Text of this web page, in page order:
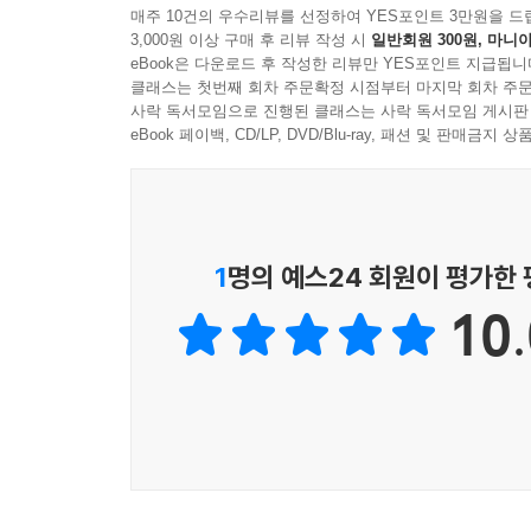
매주 10건의 우수리뷰를 선정하여 YES포인트 3만원을 드
3,000원 이상 구매 후 리뷰 작성 시 일반회원 300원, 마니
eBook은 다운로드 후 작성한 리뷰만 YES포인트 지급됩니
클래스는 첫번째 회차 주문확정 시점부터 마지막 회차 주
사락 독서모임으로 진행된 클래스는 사락 독서모임 게시
eBook 페이백, CD/LP, DVD/Blu-ray, 패션 및 판매금지 상
1명의 예스24 회원이 평가한